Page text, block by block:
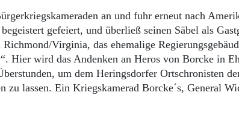
an und fuhr erneut nach
gefeiert, und überließ seinen Säbel als
Virginia, das ehemalige
Hier wird das Andenken an Heros von Borcke in
um dem Heringsdorfer Ortschronisten
zu lassen. Ein Kriegskamerad Borcke´s, General